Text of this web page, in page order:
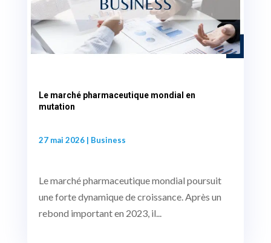
Le marché pharmaceutique mondial en
mutation
27 mai 2026| Business
Le marché pharmaceutique mondial poursuit
une forte dynamique de croissance. Après un
rebond important en 2023, il...